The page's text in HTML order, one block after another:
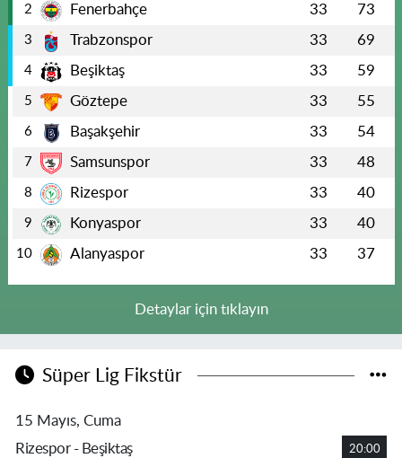
2 Fenerbahçe 33 73
3 Trabzonspor 33 69
4 Beşiktaş 33 59
5 Göztepe 33 55
6 Başakşehir 33 54
7 Samsunspor 33 48
8 Rizespor 33 40
9 Konyaspor 33 40
10 Alanyaspor 33 37
Detaylar için tıklayın
Süper Lig Fikstür
15 Mayıs, Cuma
Rizespor - Beşiktaş
20:00